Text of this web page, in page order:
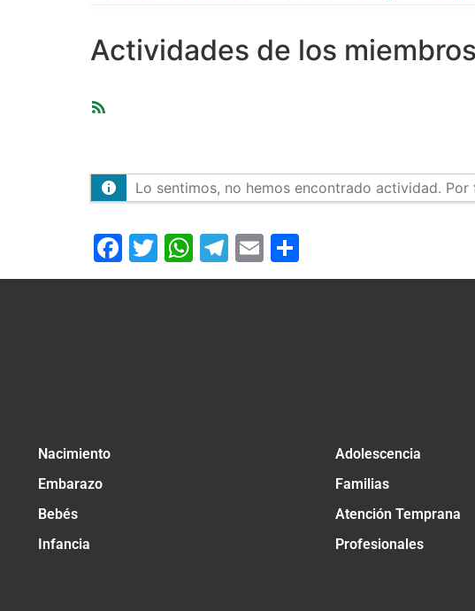
Actividades de los miembros
Lo sentimos, no hemos encontrado actividad.
Facebook
Twitter
WhatsApp
Telegram
Email
Nacimiento
Embarazo
Bebés
Infancia
Adolescencia
Familias
Atención Temprana
Profesionales